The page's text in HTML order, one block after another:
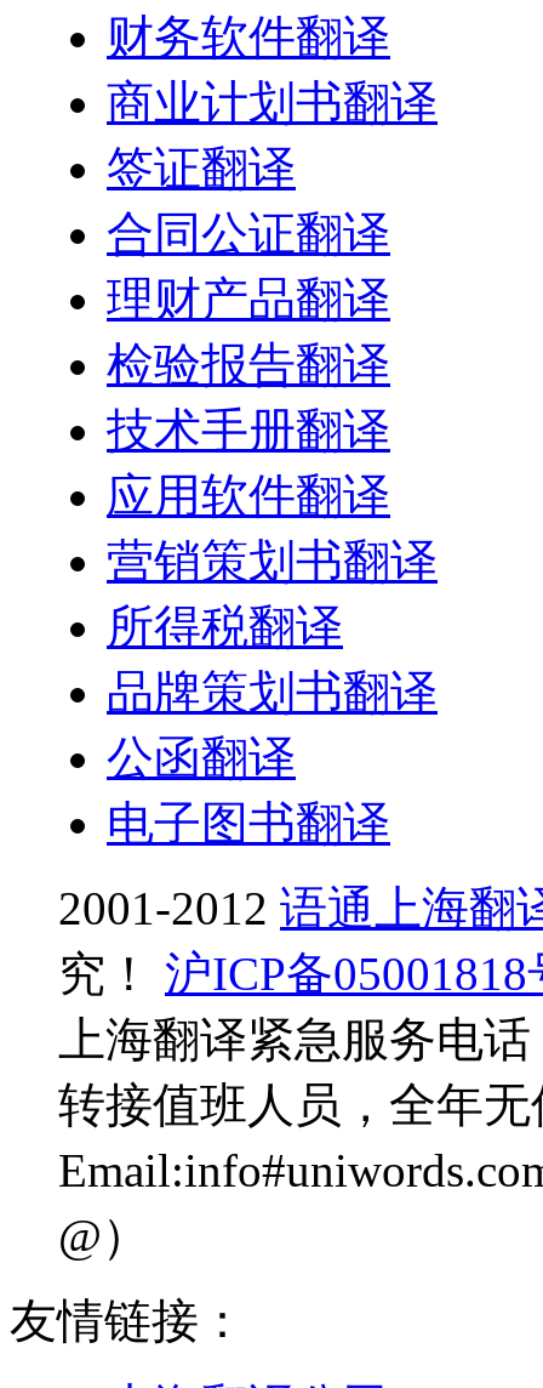
财务软件翻译
商业计划书翻译
签证翻译
合同公证翻译
理财产品翻译
检验报告翻译
技术手册翻译
应用软件翻译
营销策划书翻译
所得税翻译
品牌策划书翻译
公函翻译
电子图书翻译
2001-2012 语通上海翻
究！
沪ICP备05001818
上海翻译紧急服务电
转接值班人员，全年无
@）
友情链接：